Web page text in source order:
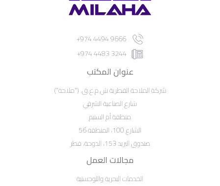
9666 4494 974+
3244 4483 974+
عنوان المكتب
شركة الملاحة القطرية ش.م.ع.ق. ("ملاحة")
شارع الصناعية الشرقي
منطقة أم السنيم
الشارع 100، المنطقة 56
صندوق البريد 153، الدوحة، قطر
مجالات العمل
الخدمات البحرية واللوجستية